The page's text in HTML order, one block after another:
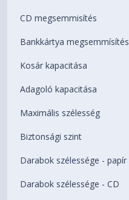
CD megsemmisítés
Bankkártya megsemmísítés
Kosár kapacitása
Adagoló kapacitása
Maximális szélesség
Biztonsági szint
Darabok szélessége - papír
Darabok szélessége - CD